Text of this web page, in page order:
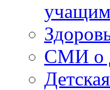
СМИ о